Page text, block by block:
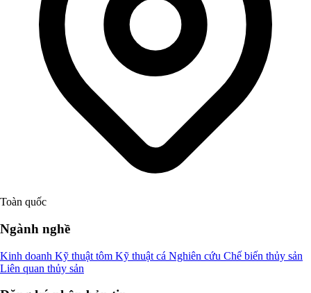
Toàn quốc
Ngành nghề
Kinh doanh Kỹ thuật tôm Kỹ thuật cá Nghiên cứu Chế biến thủy sản
Liên quan thủy sản